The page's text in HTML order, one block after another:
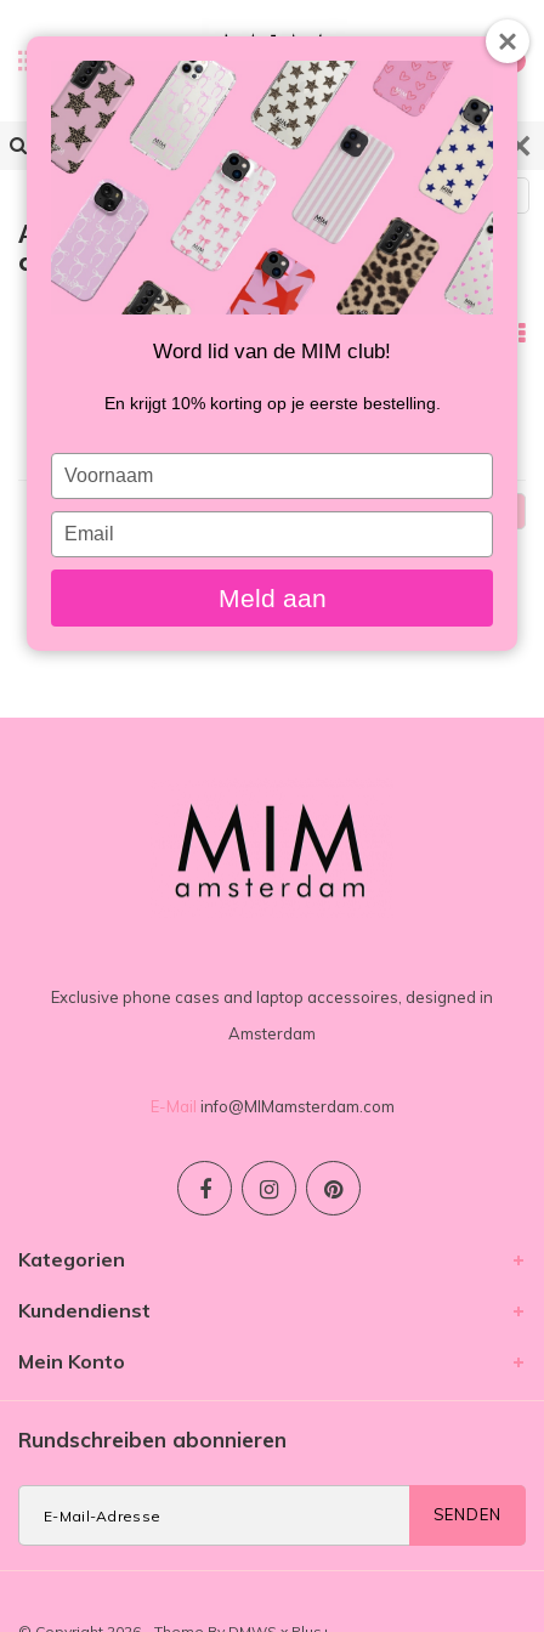
0
Zurück
Artikel mit Schlagwort
donkerroze ring
angesehen
Keine Produkte gefunden!...
Am
Exclusive phone cases and laptop accessoires, designed in
Amsterdam
E-Mail info@MIMamsterdam.com
Kategorien
Kundendienst
Mein Konto
Rundschreiben abonnieren
SENDEN
Word lid van de MIM club!
En krijgt 10% korting op je eerste bestelling.
Type
your
name
Type
your
email
Meld aan